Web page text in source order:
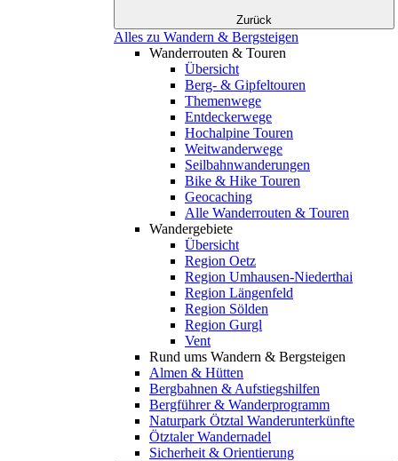
Zurück
Alles zu Wandern & Bergsteigen
Wanderrouten & Touren
Übersicht
Berg- & Gipfeltouren
Themenwege
Entdeckerwege
Hochalpine Touren
Weitwanderwege
Seilbahnwanderungen
Bike & Hike Touren
Geocaching
Alle Wanderrouten & Touren
Wandergebiete
Übersicht
Region Oetz
Region Umhausen-Niederthai
Region Längenfeld
Region Sölden
Region Gurgl
Vent
Rund ums Wandern & Bergsteigen
Almen & Hütten
Bergbahnen & Aufstiegshilfen
Bergführer & Wanderprogramm
Naturpark Ötztal Wanderunterkünfte
Ötztaler Wandernadel
Sicherheit & Orientierung